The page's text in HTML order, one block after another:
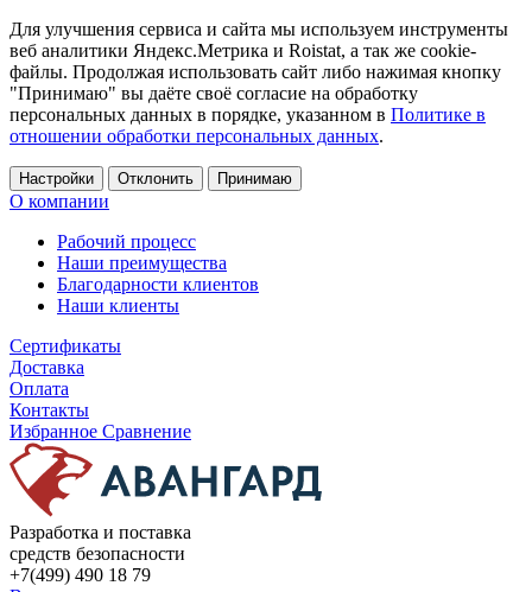
Для улучшения сервиса и сайта мы используем инструменты
веб аналитики Яндекс.Метрика и Roistat, а так же cookie-
файлы. Продолжая использовать сайт либо нажимая кнопку
"Принимаю" вы даёте своё согласие на обработку
персональных данных в порядке, указанном в Политике в
отношении обработки персональных данных.
Настройки Отклонить Принимаю
О компании
Рабочий процесс
Наши преимущества
Благодарности клиентов
Наши клиенты
Сертификаты
Доставка
Оплата
Контакты
Избранное Сравнение
Разработка и поставка
средств безопасности
+7(499) 490 18 79